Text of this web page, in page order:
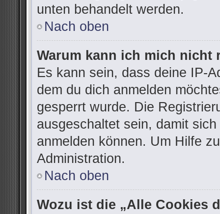
unten behandelt werden.
Nach oben
Warum kann ich mich nicht
Es kann sein, dass deine IP-
dem du dich anmelden
gesperrt wurde. Die
ausgeschaltet sein, damit
anmelden können. Um Hilfe
Administration.
Nach oben
Wozu ist die „Alle Cookies